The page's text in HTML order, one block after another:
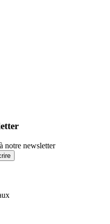
notre newsletter